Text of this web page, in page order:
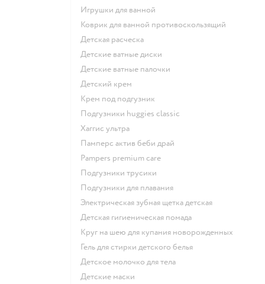
игрушки для ванной
коврик для ванной противоскользящий
детская расческа
детские ватные диски
детские ватные палочки
детский крем
крем под подгузник
подгузники huggies classic
хаггис ультра
памперс актив беби драй
pampers premium care
подгузники трусики
подгузники для плавания
электрическая зубная щетка детская
детская гигиеническая помада
круг на шею для купания новорожденных
гель для стирки детского белья
детское молочко для тела
детские маски